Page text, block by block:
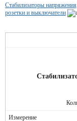
Стабилизаторы
розетки и выключатели